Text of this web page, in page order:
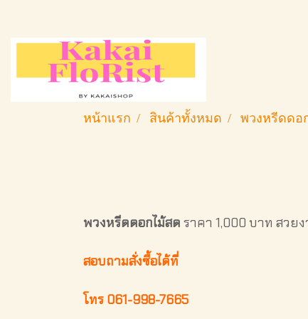
หน้าแรก สินค้าทั้งหมด พวงหรีดดอ
พวงหรีดดอกไม้สด ราคา 1,000 บาท สวย
สอบถามสั่งซื้อได้ที่
โทร 061-998-7665